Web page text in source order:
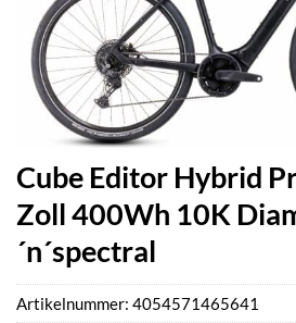
Cube Editor Hybrid
Zoll 400Wh 10K
´n´spectral
Artikelnummer: 4054571465641